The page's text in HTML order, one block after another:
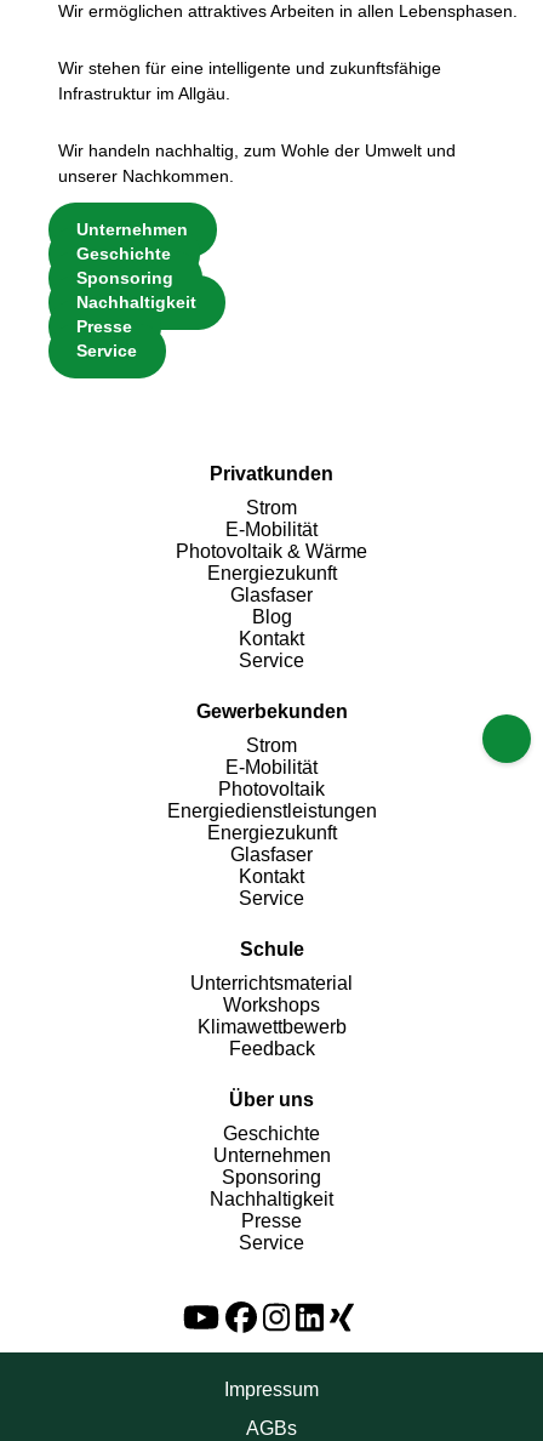
Wir ermöglichen attraktives Arbeiten in allen Lebensphasen.
Wir stehen für eine intelligente und zukunftsfähige
Infrastruktur im Allgäu.
Wir handeln nachhaltig, zum Wohle der Umwelt und
unserer Nachkommen.
Unternehmen
Geschichte
Sponsoring
Nachhaltigkeit
Presse
Service
Privatkunden
Strom
E-Mobilität
Photovoltaik & Wärme
Energiezukunft
Glasfaser
Blog
Kontakt
Service
Gewerbekunden
Strom
E-Mobilität
Photovoltaik
Energiedienstleistungen
Energiezukunft
Glasfaser
Kontakt
Service
Schule
Unterrichtsmaterial
Workshops
Klimawettbewerb
Feedback
Über uns
Geschichte
Unternehmen
Sponsoring
Nachhaltigkeit
Presse
Service
Impressum
AGBs